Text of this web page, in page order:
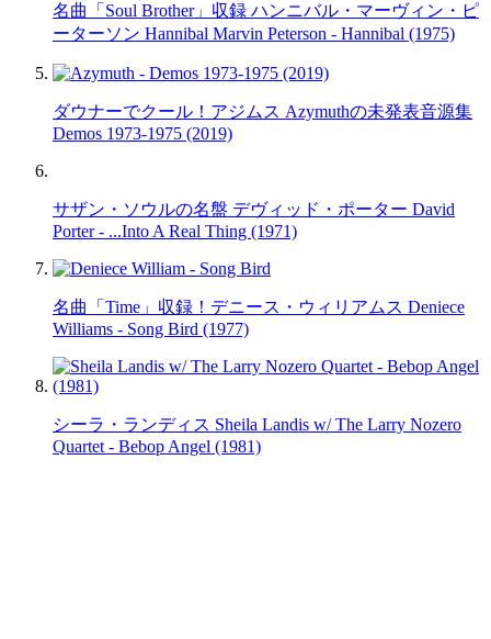
名曲「Soul Brother」収録 ハンニバル・マーヴィン・ピ
ーターソン Hannibal Marvin Peterson - Hannibal (1975)
ダウナーでクール！アジムス Azymuthの未発表音源集
Demos 1973-1975 (2019)
サザン・ソウルの名盤 デヴィッド・ポーター David
Porter - ...Into A Real Thing (1971)
名曲「Time」収録！デニース・ウィリアムス Deniece
Williams - Song Bird (1977)
シーラ・ランディス Sheila Landis w/ The Larry Nozero
Quartet - Bebop Angel (1981)